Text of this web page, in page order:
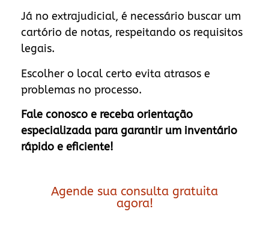
Já no extrajudicial, é necessário buscar um
cartório de notas, respeitando os requisitos
legais.
Escolher o local certo evita atrasos e
problemas no processo.
Fale conosco e receba orientação
especializada para garantir um inventário
rápido e eficiente!
Agende sua consulta gratuita
agora!